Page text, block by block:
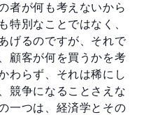
者が何も考えないから
特別なことではなく、
げるのですが、それで
顧客が何を買うかを考
わらず、それは稀にし
競争になることさえな
一つは、経済学とその